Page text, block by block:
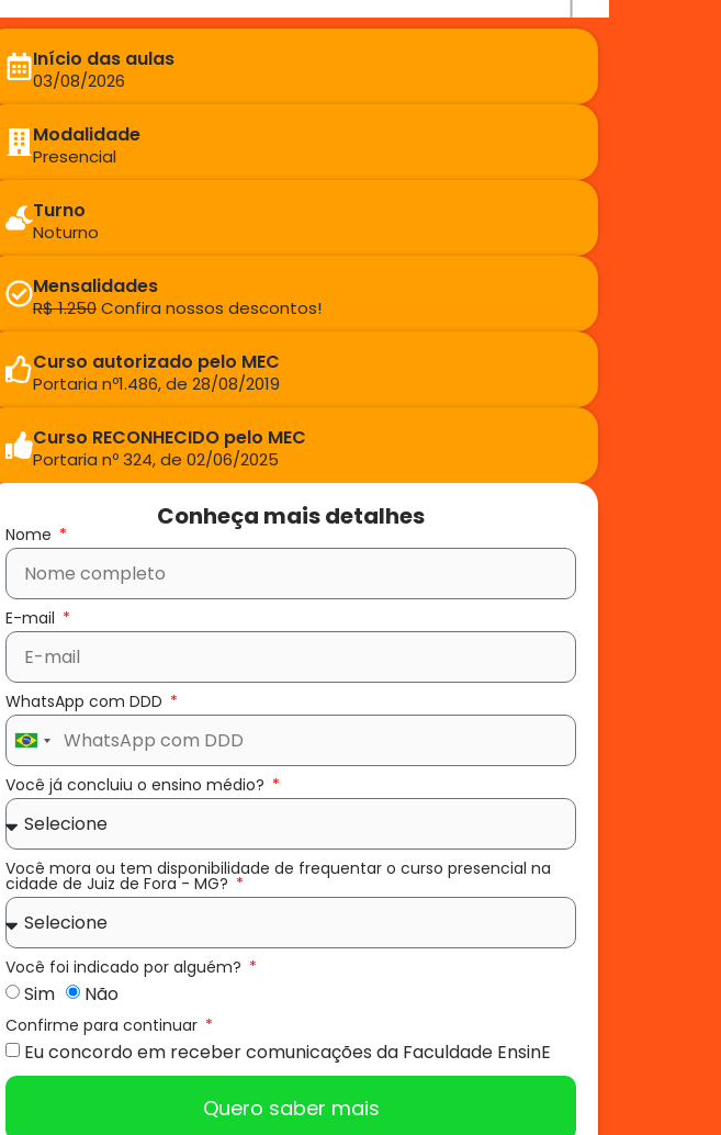
Início das aulas
03/08/2026
Modalidade
Presencial
Turno
Noturno
Mensalidades
R$ 1.250Confira nossos descontos!
Curso autorizado pelo MEC
Portaria nº1.486, de 28/08/2019
Curso RECONHECIDO pelo MEC
Portaria nº 324, de 02/06/2025
Conheça mais detalhes
Nome
E-mail
WhatsApp com DDD
Brazil
+55
Você já concluiu o ensino médio?
Você mora ou tem disponibilidade de frequentar o curso presencial na
cidade de Juiz de Fora - MG?
Você foi indicado por alguém?
Sim Não
Confirme para continuar
Eu concordo em receber comunicações da Faculdade EnsinE
Quero saber mais